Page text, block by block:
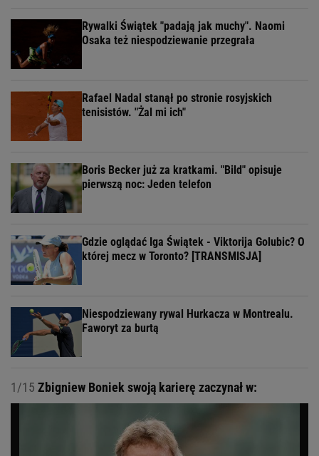
Rywalki Świątek "padają jak muchy". Naomi
Osaka też niespodziewanie przegrała
Rafael Nadal stanął po stronie rosyjskich
tenisistów. "Żal mi ich"
Boris Becker już za kratkami. "Bild" opisuje
pierwszą noc: Jeden telefon
Gdzie oglądać Iga Świątek - Viktorija Golubic? O
której mecz w Toronto? [TRANSMISJA]
Niespodziewany rywal Hurkacza w Montrealu.
Faworyt za burtą
1/15 Zbigniew Boniek swoją karierę zaczynał w: